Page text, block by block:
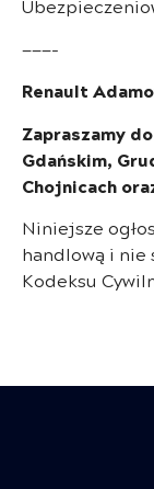
———-
Renault
Zapraszamy
Gdańskim,
Chojnicach
Niniejsze
handlową i nie
Kodeksu